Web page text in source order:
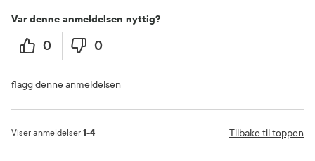
Var denne anmeldelsen nyttig?
0 0
flagg denne anmeldelsen
Viser anmeldelser 1-4 Tilbake til toppen